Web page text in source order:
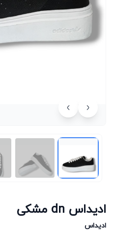
ادیداس dn مشکی
ادیداس